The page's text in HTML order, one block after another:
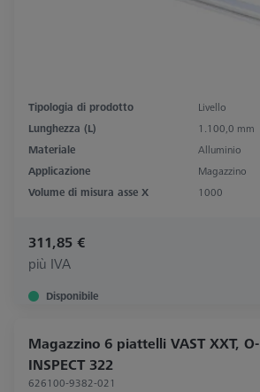
Tipologia di prodotto
Livello
Lunghezza (L)
1.100,0 mm
Materiale
Alluminio
Applicazione
Magazzino
Volume di misura asse X
1000
311,85 €
più IVA
Disponibile
Magazzino 6 piattelli VAST XXT, O-
INSPECT 322
626100-9382-021